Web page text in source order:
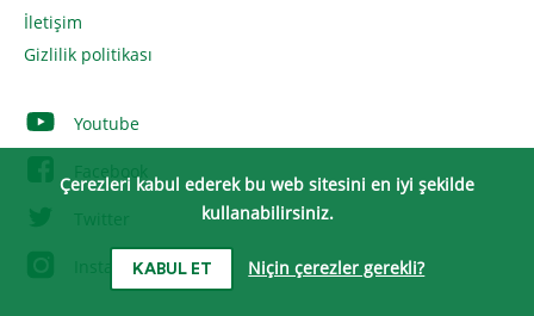
İletişim
Gizlilik politikası
Youtube
Facebook
Twitter
Instagram
Çerezleri kabul ederek bu web sitesini en iyi şekilde
kullanabilirsiniz.
KABUL ET Niçin çerezler gerekli?